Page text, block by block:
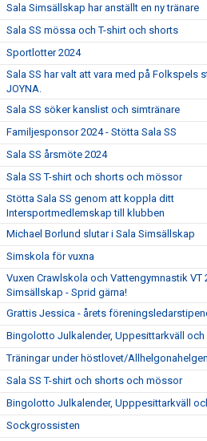
Sala Simsällskap har anställt en ny tränare
Sala SS mössa och T-shirt och shorts
Sportlotter 2024
Sala SS har valt att vara med på Folkspels
JOYNA.
Sala SS söker kanslist och simtränare
Familjesponsor 2024 - Stötta Sala SS
Sala SS årsmöte 2024
Sala SS T-shirt och shorts och mössor
Stötta Sala SS genom att koppla ditt
Intersportmedlemskap till klubben
Michael Borlund slutar i Sala Simsällskap
Simskola för vuxna
Vuxen Crawlskola och Vattengymnastik VT
Simsällskap - Sprid gärna!
Grattis Jessica - årets
Bingolotto Julkalender, Uppesittarkväll och
Träningar under höstlovet/Allhelgonahelgen
Sala SS T-shirt och shorts och mössor
Bingolotto Julkalender, Upppesittarkväll
Sockgrossisten